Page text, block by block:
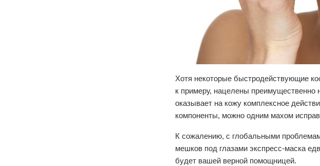
Хотя некоторые быстродействующие
к примеру, нацелены преимущественно
оказывает на кожу комплексное
компоненты, можно одним махом
К сожалению, с глобальными
мешков под глазами экспресс-маска
будет вашей верной помощницей.